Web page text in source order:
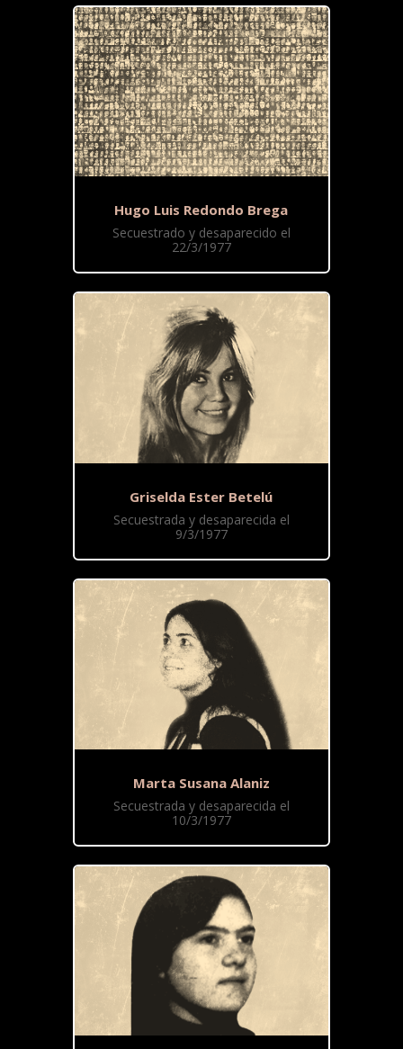
Hugo Luis Redondo Brega
Secuestrado y desaparecido el
22/3/1977
Griselda Ester Betelú
Secuestrada y desaparecida el
9/3/1977
Marta Susana Alaniz
Secuestrada y desaparecida el
10/3/1977